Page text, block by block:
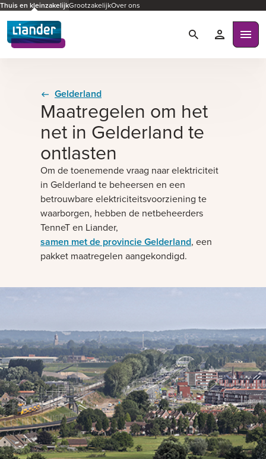
Thuis en kleinzakelijkGrootzakelijkOver ons
ZoekenMijn
Gelderland
Maatregelen om het
net in Gelderland te
ontlasten
Om de toenemende vraag naar elektriciteit
in Gelderland te beheersen en een
betrouwbare elektriciteitsvoorziening te
waarborgen, hebben de netbeheerders
TenneT en Liander,
samen met de provincie Gelderland, een
pakket maatregelen aangekondigd.